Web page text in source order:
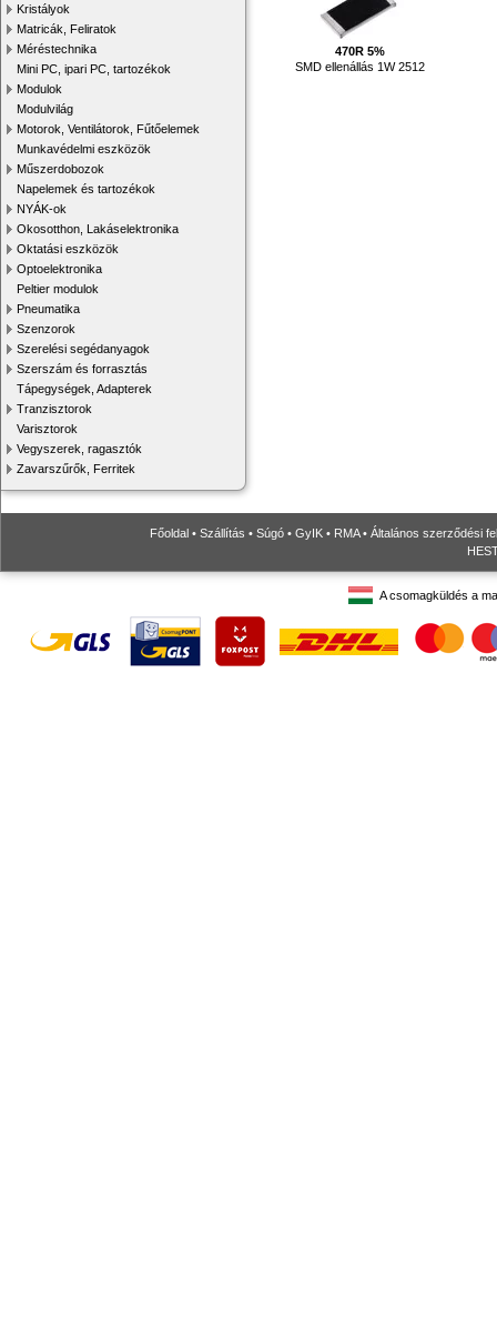
Kristályok
Matricák, Feliratok
Méréstechnika
Mini PC, ipari PC, tartozékok
Modulok
Modulvilág
Motorok, Ventilátorok, Fűtőelemek
Munkavédelmi eszközök
Műszerdobozok
Napelemek és tartozékok
NYÁK-ok
Okosotthon, Lakáselektronika
Oktatási eszközök
Optoelektronika
Peltier modulok
Pneumatika
Szenzorok
Szerelési segédanyagok
Szerszám és forrasztás
Tápegységek, Adapterek
Tranzisztorok
Varisztorok
Vegyszerek, ragasztók
Zavarszűrők, Ferritek
470R 5%
SMD ellenállás 1W 2512
Főoldal • Szállítás • Súgó • GyIK • RMA• Általános szerződési
A csomagküldés a